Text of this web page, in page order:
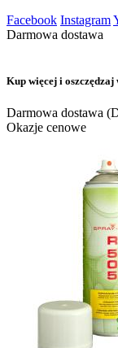
Facebook Instagram
Darmowa dostawa
Kup więcej i oszczędzaj
Darmowa dostawa
Okazje cenowe